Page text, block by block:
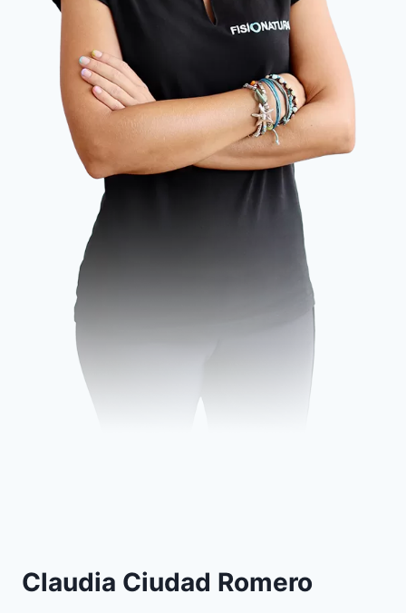
Claudia Ciudad Romero